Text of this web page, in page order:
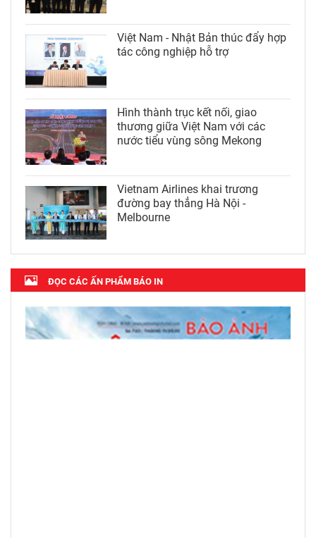
Việt Nam - Nhật Bản thúc đẩy hợp
tác công nghiệp hỗ trợ
Hình thành trục kết nối, giao
thương giữa Việt Nam với các
nước tiểu vùng sông Mekong
Vietnam Airlines khai trương
đường bay thẳng Hà Nội -
Melbourne
ĐỌC CÁC ẤN PHẨM BÁO IN